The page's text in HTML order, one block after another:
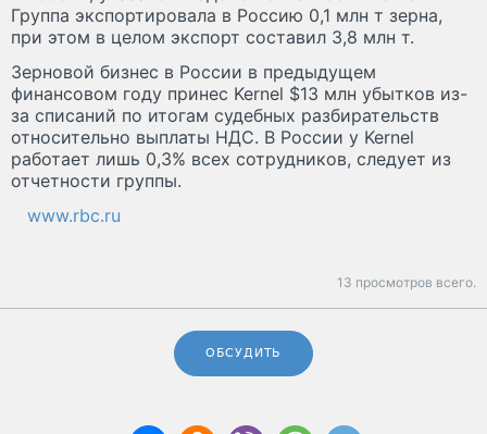
Группа экспортировала в Россию 0,1 млн т зерна,
при этом в целом экспорт составил 3,8 млн т.
Зерновой бизнес в России в предыдущем
финансовом году принес Kernel $13 млн убытков из-
за списаний по итогам судебных разбирательств
относительно выплаты НДС. В России у Kernel
работает лишь 0,3% всех сотрудников, следует из
отчетности группы.
www.rbc.ru
13 просмотров всего.
ОБСУДИТЬ